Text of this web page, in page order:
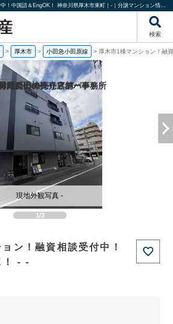
厚木市1棟マンション！融資相談受付中！中国語＆EngOK！ 神奈川県厚木市東町｜-｜分譲マンション情報｜株式会社リタ不動産
検索
> 厚木市 > 小田急小田原線 > 厚木市1棟マンション！融
1/3
現地外観写真 -
ン！融資相談受付中！
！ - -
六反田の売り店舗・事務所
田町の一棟売りアパート
六反田の
町の一棟売りアパート